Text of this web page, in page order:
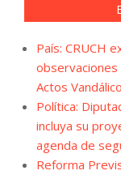
País: CRUCH
Actos
Política:
incluya su
agenda de
Reforma